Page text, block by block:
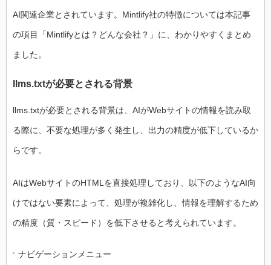
AI関連企業とされています。Mintlify社の特徴については本記事
の項目「Mintlifyとは？どんな会社？」に、わかりやすくまとめ
ました。
llms.txtが必要とされる背景
llms.txtが必要とされる背景は、AIがWebサイトの情報を読み取
る際に、不要な処理が多く発生し、出力の精度が低下しているか
らです。
AIはWebサイトのHTMLを直接処理しており、以下のようなAI向
けではない要素によって、処理が複雑化し、情報を理解するため
の精度（質・スピード）を低下させると考えられています。
ナビゲーションメニュー